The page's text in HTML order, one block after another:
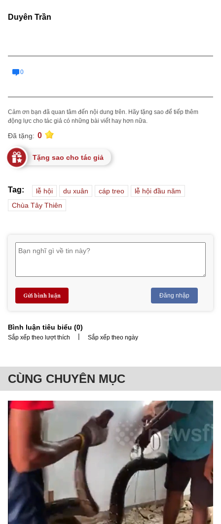
Duyên Trần
0
Cảm ơn bạn đã quan tâm đến nội dung trên. Hãy tặng sao để tiếp thêm
động lực cho tác giả có những bài viết hay hơn nữa.
Đã tặng: 0
Tặng sao cho tác giả
Tag: lễ hội du xuân cáp treo
lễ hội đầu năm
Chùa Tây Thiên
Gửi bình luận Đăng nhập
Bình luận tiêu biểu (0)
Sắp xếp theo lượt thích | Sắp xếp theo ngày
CÙNG CHUYÊN MỤC